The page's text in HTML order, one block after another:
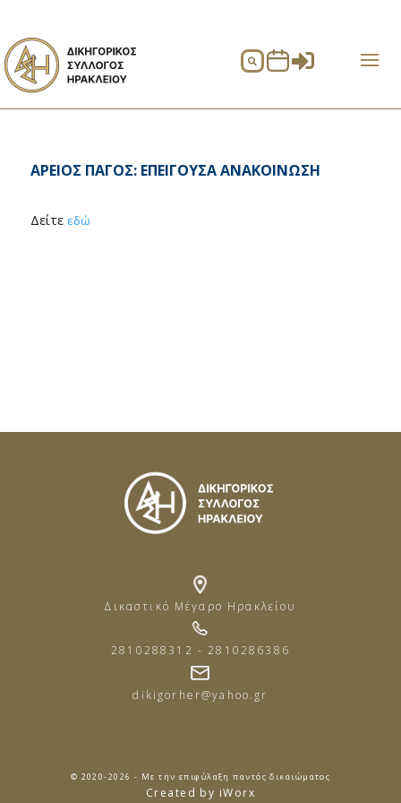
 
ΑΡΕΙΟΣ ΠΑΓΟΣ: ΕΠΕΙΓΟΥΣΑ ΑΝΑΚΟΙΝΩΣΗ
Δείτε εδώ
Δικαστικό Μέγαρο Ηρακλείου
2810288312 - 2810286386
dikigorher@yahoo.gr
© 2020-2026 - Με την επιφύλαξη παντός δικαιώματος
Created by iWorx